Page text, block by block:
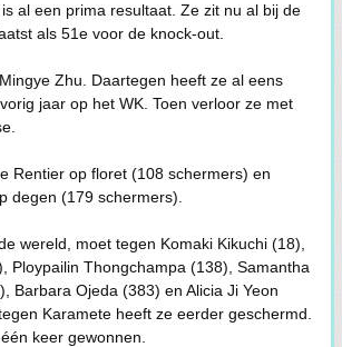
al een prima resultaat. Ze zit nu al bij de
als 51e voor de knock-out.
Zhu. Daartegen heeft ze al eens
jaar op het WK. Toen verloor ze met
Rentier op floret (108 schermers) en
degen (179 schermers).
wereld, moet tegen Komaki Kikuchi (18),
Ploypailin Thongchampa (138), Samantha
Barbara Ojeda (383) en Alicia Ji Yeon
Karamete heeft ze eerder geschermd.
keer gewonnen.